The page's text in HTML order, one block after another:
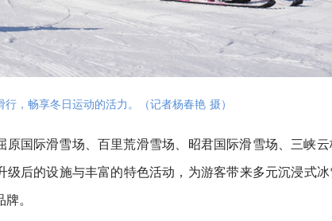
，畅享冬日运动的活力。（记者杨春艳 摄）
国际滑雪场、百里荒滑雪场、昭君国际滑雪场、三峡
后的设施与丰富的特色活动，为游客带来多元沉浸式
。